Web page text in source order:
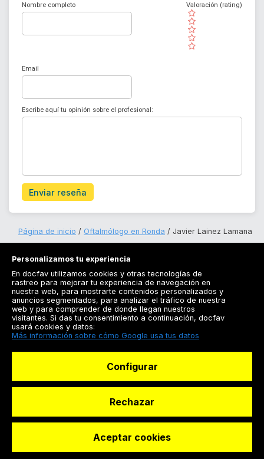
Solicitar reserva
Nombre completo
( )
( )
( )
( )
( )
Valoración (rating)
Email
Escribe aquí tu opinión sobre el profesional:
Enviar reseña
Página de inicio Oftalmólogo en Ronda Javier Lainez Lamana
Registrarse
Docfav
© Dashboard Technologies S.L
Personalizamos tu experiencia
En docfav utilizamos cookies y otras tecnologías de
rastreo para mejorar tu experiencia de navegación en
nuestra web, para mostrarte contenidos personalizados y
anuncios segmentados, para analizar el tráfico de nuestra
web y para comprender de donde llegan nuestros
visitantes. Si das tu consentimiento a continuación, docfav
usará cookies y datos:
Más información sobre cómo Google usa tus datos
Configurar
Rechazar
Aceptar cookies